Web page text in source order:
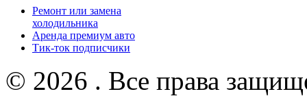
Ремонт или замена
холодильника
Аренда премиум авто
Тик-ток подписчики
© 2026 . Все права